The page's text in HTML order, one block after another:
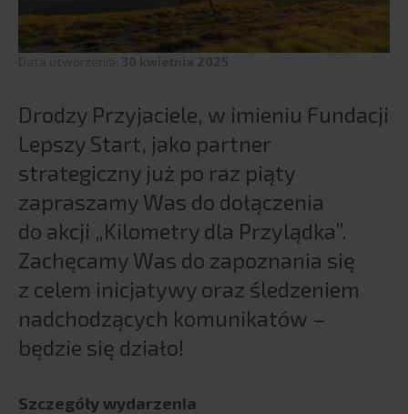
SAP
Infor
enova365
enova365 – Kadry i Płace
BPX Smart Support Center
Teta
Teta HR
Teta ME
Triva
PRODUKTY BI
HR Vizion Pro
Drodzy Przyjaciele, w imieniu Fundacji
Lepszy Start, jako partner
strategiczny już po raz piąty
zapraszamy Was do dołączenia
do akcji „Kilometry dla Przylądka”.
Zachęcamy Was do zapoznania się
z celem inicjatywy oraz śledzeniem
nadchodzących komunikatów –
będzie się działo!
Szczegóły wydarzenia